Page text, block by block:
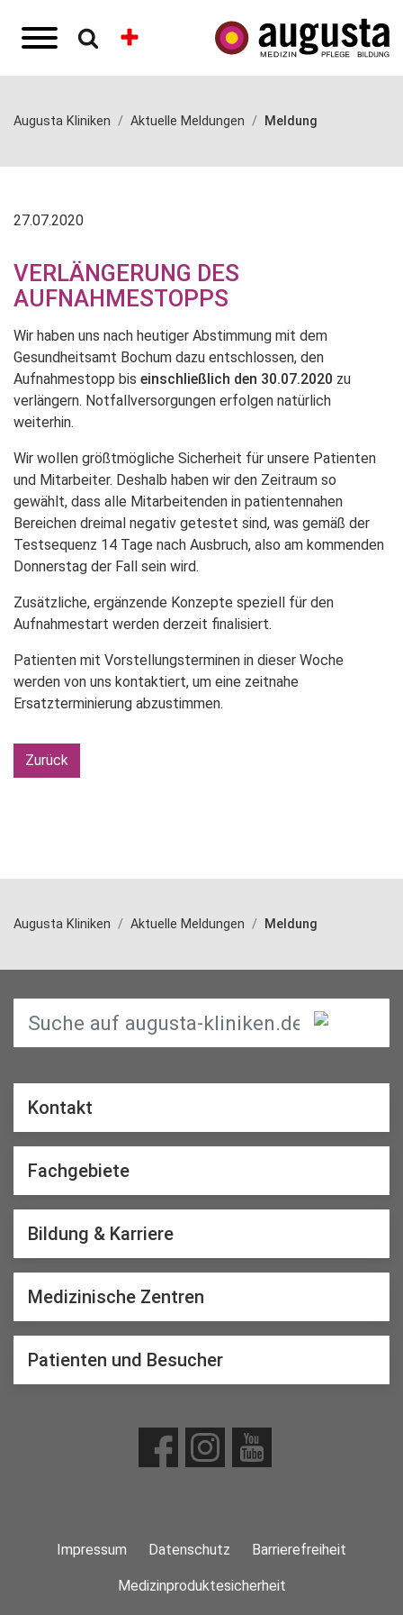
Augusta Kliniken Aktuelle Meldungen Meldung
27.07.2020
VERLÄNGERUNG DES
AUFNAHMESTOPPS
Wir haben uns nach heutiger Abstimmung mit dem
Gesundheitsamt Bochum dazu entschlossen, den
Aufnahmestopp bis einschließlich den 30.07.2020 zu
verlängern. Notfallversorgungen erfolgen natürlich
weiterhin.
Wir wollen größtmögliche Sicherheit für unsere Patienten
und Mitarbeiter. Deshalb haben wir den Zeitraum so
gewählt, dass alle Mitarbeitenden in patientennahen
Bereichen dreimal negativ getestet sind, was gemäß der
Testsequenz 14 Tage nach Ausbruch, also am kommenden
Donnerstag der Fall sein wird.
Zusätzliche, ergänzende Konzepte speziell für den
Aufnahmestart werden derzeit finalisiert.
Patienten mit Vorstellungsterminen in dieser Woche
werden von uns kontaktiert, um eine zeitnahe
Ersatzterminierung abzustimmen.
Zurück
Augusta Kliniken Aktuelle Meldungen Meldung
Kontakt
Fachgebiete
Bildung & Karriere
Medizinische Zentren
Patienten und Besucher
Impressum Datenschutz Barrierefreiheit
Medizinproduktesicherheit